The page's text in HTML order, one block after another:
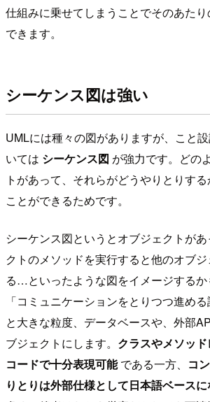
仕組みに乗せてしまうことでそのあた
できます。
シーケンス図は強い
UMLには種々の図がありますが、こと
いては シーケンス図 が強力です。どの
トがあって、それらがどうやりとりす
ことができるためです。
シーケンス図というとオブジェクトが
クトのメソッドを実行すると他のオブ
る…といったような図をイメージするか
「コミュニケーションをとりつつ進め
と大きな粒度、データベースや、外部
ブジェクトにします。 クラスやメソッ
コードで十分表現可能である一方、 コ
りとりは外部仕様として日本語ベース